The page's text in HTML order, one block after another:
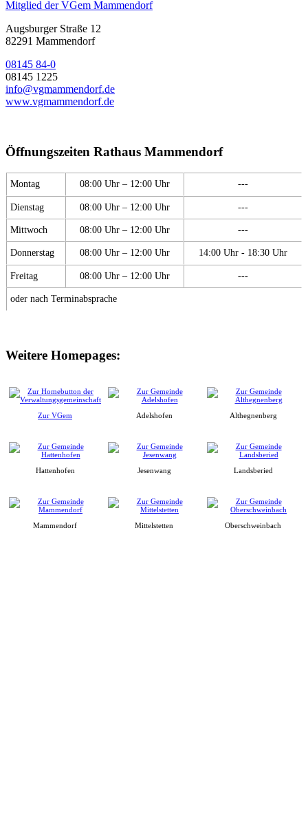
Mitglied der VGem Mammendorf
Augsburger Straße 12
82291 Mammendorf
08145 84-0
08145 1225
info@vgmammendorf.de
www.vgmammendorf.de
Öffnungszeiten Rathaus Mammendorf
Montag 08:00 Uhr – 12:00 Uhr ---
Dienstag 08:00 Uhr – 12:00 Uhr ---
Mittwoch 08:00 Uhr – 12:00 Uhr ---
Donnerstag 08:00 Uhr – 12:00 Uhr 14:00 Uhr - 18:30 Uhr
Freitag 08:00 Uhr – 12:00 Uhr ---
oder nach Terminabsprache
Weitere Homepages:
Zur VGem Adelshofen Althegnenberg
Hattenhofen Jesenwang Landsberied
Mammendorf Mittelstetten Oberschweinbach